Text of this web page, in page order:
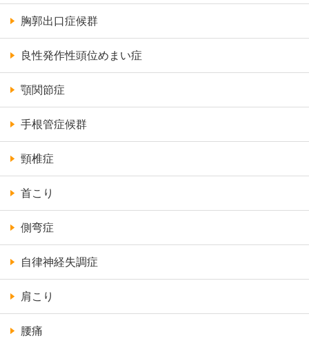
胸郭出口症候群
良性発作性頭位めまい症
顎関節症
手根管症候群
頸椎症
首こり
側弯症
自律神経失調症
肩こり
腰痛